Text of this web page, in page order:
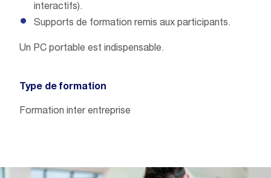
interactifs).
Supports de formation remis aux participants.
Un PC portable est indispensable.
Type de formation
Formation inter entreprise